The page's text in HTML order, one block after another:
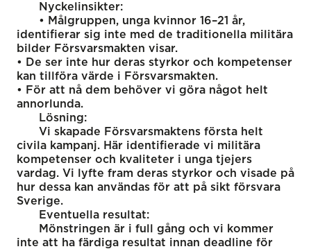
Nyckelinsikter:
• Målgruppen, unga kvinnor 16–21 år,
identifierar sig inte med de traditionella militära
bilder Försvarsmakten visar.
• De ser inte hur deras styrkor och kompetenser
kan tillföra värde i Försvarsmakten.
• För att nå dem behöver vi göra något helt
annorlunda.
Lösning:
Vi skapade Försvarsmaktens första helt
civila kampanj. Här identifierade vi militära
kompetenser och kvaliteter i unga tjejers
vardag. Vi lyfte fram deras styrkor och visade på
hur dessa kan användas för att på sikt försvara
Sverige.
Eventuella resultat:
Mönstringen är i full gång och vi kommer
inte att ha färdiga resultat innan deadline för